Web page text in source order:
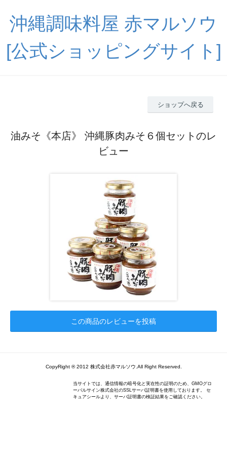
沖縄調味料屋 赤マルソウ
[公式ショッピングサイト]
ショップへ戻る
油みそ《本店》 沖縄豚肉みそ６個セットのレ
ビュー
この商品のレビューを投稿
CopyRight ® 2012 株式会社赤マルソウ.All Right Reserved.
当サイトでは、通信情報の暗号化と実在性の証明のため、GMOグロ
ーバルサイン株式会社のSSLサーバ証明書を使用しております。 セ
キュアシールより、サーバ証明書の検証結果をご確認ください。